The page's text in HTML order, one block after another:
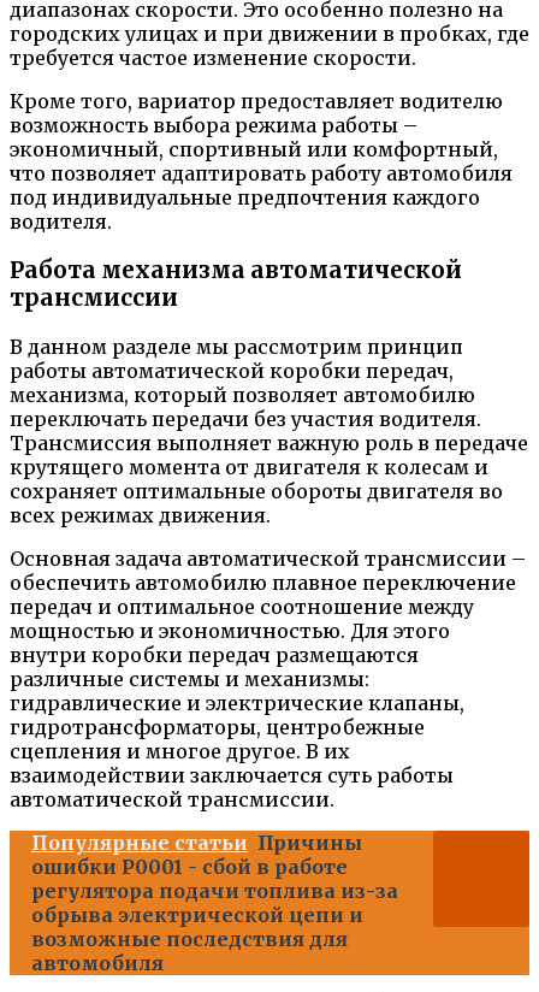
диапазонах скорости. Это особенно полезно на
городских улицах и при движении в пробках, где
требуется частое изменение скорости.
Кроме того, вариатор предоставляет водителю
возможность выбора режима работы –
экономичный, спортивный или комфортный,
что позволяет адаптировать работу автомобиля
под индивидуальные предпочтения каждого
водителя.
Работа механизма автоматической
трансмиссии
В данном разделе мы рассмотрим принцип
работы автоматической коробки передач,
механизма, который позволяет автомобилю
переключать передачи без участия водителя.
Трансмиссия выполняет важную роль в передаче
крутящего момента от двигателя к колесам и
сохраняет оптимальные обороты двигателя во
всех режимах движения.
Основная задача автоматической трансмиссии –
обеспечить автомобилю плавное переключение
передач и оптимальное соотношение между
мощностью и экономичностью. Для этого
внутри коробки передач размещаются
различные системы и механизмы:
гидравлические и электрические клапаны,
гидротрансформаторы, центробежные
сцепления и многое другое. В их
взаимодействии заключается суть работы
автоматической трансмиссии.
Популярные статьи Причины
ошибки P0001 - сбой в работе
регулятора подачи топлива из-за
обрыва электрической цепи и
возможные последствия для
автомобиля